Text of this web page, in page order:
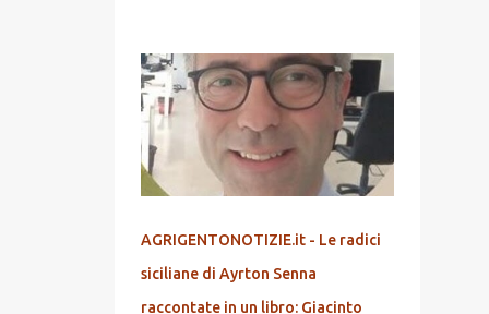
AGRIGENTONOTIZIE.it - Le radici
siciliane di Ayrton Senna
raccontate in un libro: Giacinto